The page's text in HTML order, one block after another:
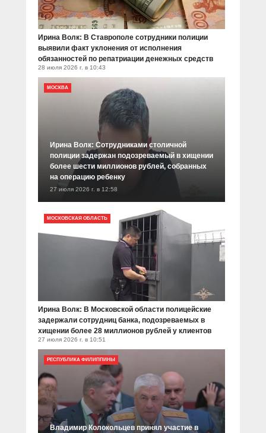
Ирина Волк: В Ставрополе сотрудники полиции
выявили факт уклонения от исполнения
обязанностей по репатриации денежных средств
28 июля 2026 г. в 10:43
МОСКВА
Ирина Волк: Сотрудниками столичной
полиции задержан подозреваемый в хищении
более шести миллионов рублей, собранных
на операцию ребенку
27 июля 2026 г. в 12:58
МОСКОВСКАЯ ОБЛАСТЬ
Ирина Волк: В Московской области полицейские
задержали сотрудниц банка, подозреваемых в
хищении более 28 миллионов рублей у клиентов
27 июля 2026 г. в 10:51
РЕСПУБЛИКА ФИЛИППИНЫ
Владимир Колокольцев принял участие в